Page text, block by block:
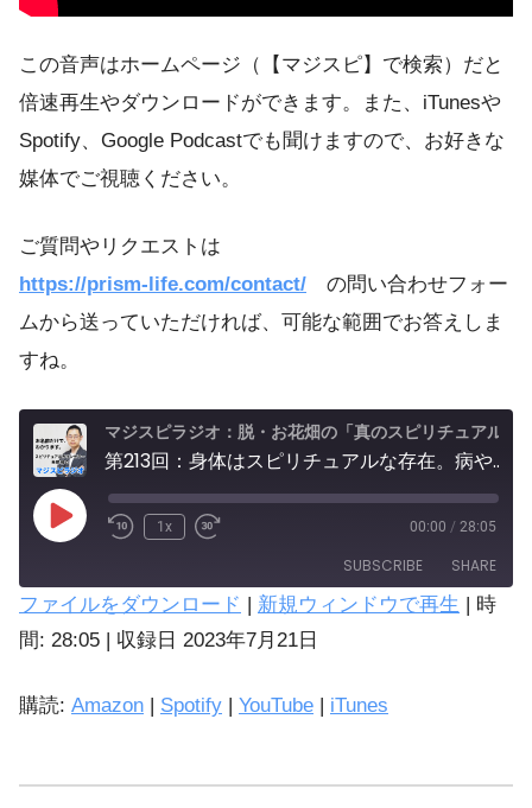
この音声はホームページ（【マジスピ】で検索）だと
倍速再生やダウンロードができます。また、iTunesや
Spotify、Google Podcastでも聞けますので、お好きな
媒体でご視聴ください。
ご質問やリクエストは
https://prism-life.com/contact/ の問い合わせフォー
ムから送っていただければ、可能な範囲でお答えしま
すね。
第213回：身体はスピリチュアルな存在。病や症状からメッセージを受け取ることで、魂の豊かさを深めよう。
1x 00:00 / 28:05
SUBSCRIBE SHARE
Amazon Spotify
SHARE
EMBED
ファイルをダウンロード | 新規ウィンドウで再生 | 時
間: 28:05 | 収録日 2023年7月21日
購読: Amazon Spotify YouTube iTunes